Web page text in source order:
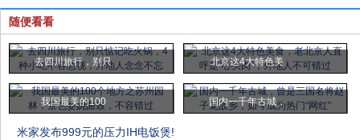
随便看看
去四川旅行，别只 北京这4大特色美
我国最美的100 国内一千年古城，
米家发布999元的压力IH电饭煲!